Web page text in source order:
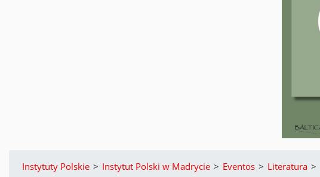
Instytuty Polskie > Instytut Polski w Madrycie > Eventos > Literatura >